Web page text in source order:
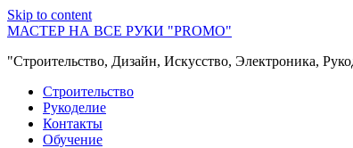
Skip to content
МАСТЕР НА ВСЕ РУКИ "PROMO"
"Строительство, Дизайн, Искусство, Электроника,
Строительство
Рукоделие
Контакты
Обучение